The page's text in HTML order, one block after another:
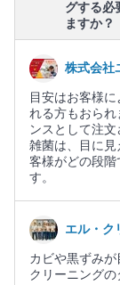
グする必
ますか？
株式会社
目安はお客様
れる方もおら
ンスとして注
雑菌は、目に
客様がどの段階
す。
エル・ク
カビや黒ずみ
クリーニングの